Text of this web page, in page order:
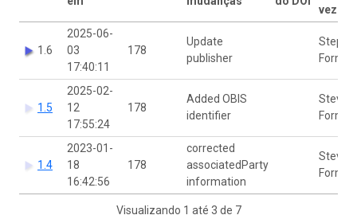
vez por
1.6
2025-06-
03
17:40:11
178
Update
publisher
Formel
1.5
2025-02-
12
17:55:24
178
Added OBIS
identifier
Steve
Formel
1.4
2023-01-
18
16:42:56
178
corrected
associatedParty
information
Steve
Formel
Visualizando 1 até 3 de 7